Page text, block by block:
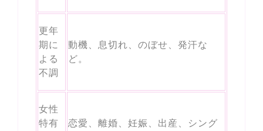
更年
期に
よる
不調
動機、息切れ、のぼせ、発汗な
ど。
女性
特有
恋愛、離婚、妊娠、出産、シング